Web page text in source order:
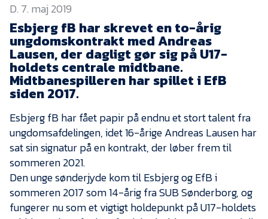
Samarbejde
Partnere
Blue Water Arena
Aktionærinformation
Kontakt
Job i EfB
Presse
D. 7. maj 2019
Esbjerg fB har skrevet en to-årig
ungdomskontrakt med Andreas
Lausen, der dagligt gør sig på U17-
holdets centrale midtbane.
Midtbanespilleren har spillet i EfB
siden 2017.
Esbjerg fB har fået papir på endnu et stort talent fra
ungdomsafdelingen, idet 16-årige Andreas Lausen har
sat sin signatur på en kontrakt, der løber frem til
sommeren 2021.
Den unge sønderjyde kom til Esbjerg og EfB i
sommeren 2017 som 14-årig fra SUB Sønderborg, og
fungerer nu som et vigtigt holdepunkt på U17-holdets